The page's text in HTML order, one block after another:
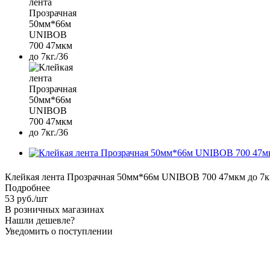
Клейкая лента Прозрачная 50мм*66м UNIBOB 700 47мкм до
Подробнее
53 руб./шт
В розничных магазинах
Нашли дешевле?
Уведомить о поступлении